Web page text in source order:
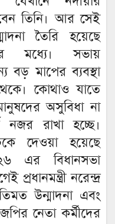
তিনি। আর সেই
তৈরি হয়েছে
মধ্যে। সভায়
বড় মাপের ব্যবস্থা
কোথাও যাতে
অসুবিধা না
রাখা হচ্ছে।
দেওয়া হয়েছে
এর বিধানসভা
প্রধানমন্ত্রী নরেন্দ্র
উন্মাদনা এবং
নেতা কর্মীদের